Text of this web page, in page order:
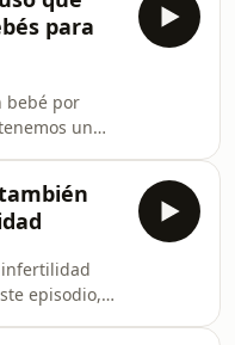
Biblia.
para
bebé por
un
un
Dios.
infertilidad
episodio,